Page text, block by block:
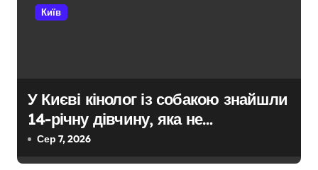
а
и
Київ
У Києві кінолог із собакою знайшли
14-річну дівчину, яка не
повернулася додому після
конфлікту
Сер 7, 2026